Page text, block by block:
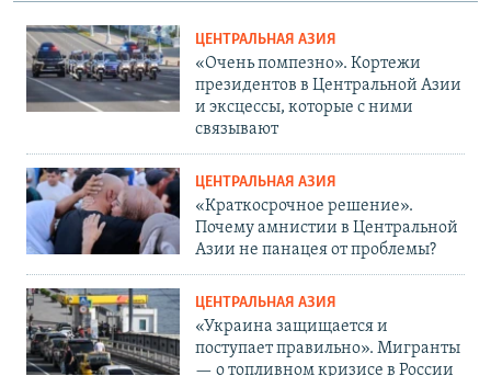
ЦЕНТРАЛЬНАЯ АЗИЯ
«Очень помпезно». Кортежи
президентов в Центральной Азии
и эксцессы, которые с ними
связывают
ЦЕНТРАЛЬНАЯ АЗИЯ
«Краткосрочное решение».
Почему амнистии в Центральной
Азии не панацея от проблемы?
ЦЕНТРАЛЬНАЯ АЗИЯ
«Украина защищается и
поступает правильно». Мигранты
— о топливном кризисе в России